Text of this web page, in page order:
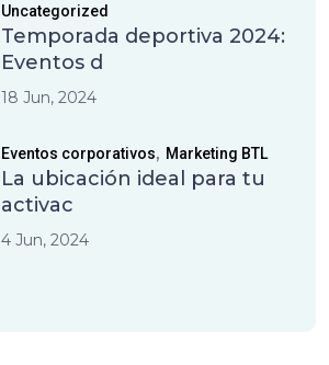
Uncategorized
Temporada deportiva 2024:
Eventos d
18 Jun, 2024
Eventos corporativos, Marketing BTL
La ubicación ideal para tu
activac
4 Jun, 2024